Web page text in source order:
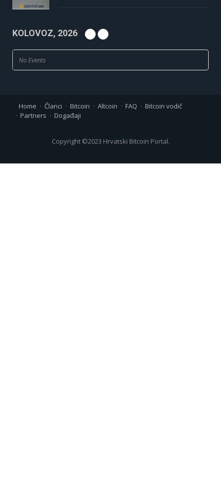
KOLOVOZ, 2026
No Events
Home Članci Bitcoin Altcoin FAQ
Bitcoin vodič
Partners
Događaji
Copyright ©2023 Hrvatski Bitcoin Portal.